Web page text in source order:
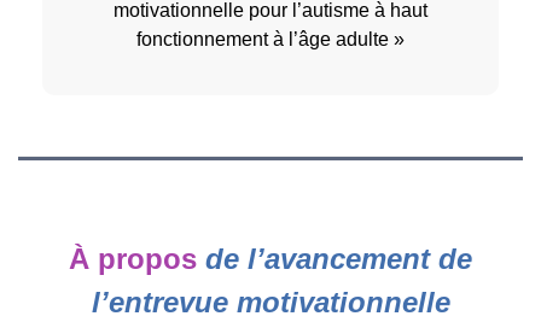
motivationnelle pour l’autisme à haut
fonctionnement à l’âge adulte »
À propos de l’avancement de
l’entrevue motivationnelle